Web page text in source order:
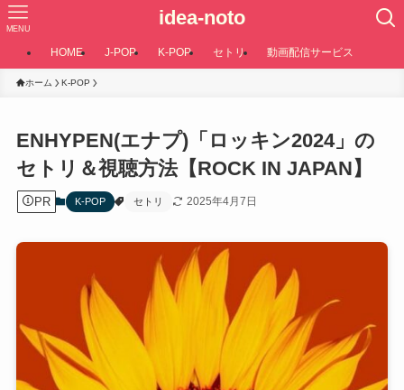
idea-noto
MENU
HOME J-POP K-POP セトリ 動画配信サービス
ホーム K-POP
ENHYPEN(エナプ)「ロッキン2024」の
セトリ＆視聴方法【ROCK IN JAPAN】
PR K-POP セトリ 2025年4月7日